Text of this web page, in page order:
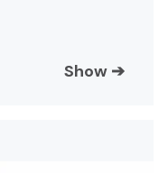
Show ➔